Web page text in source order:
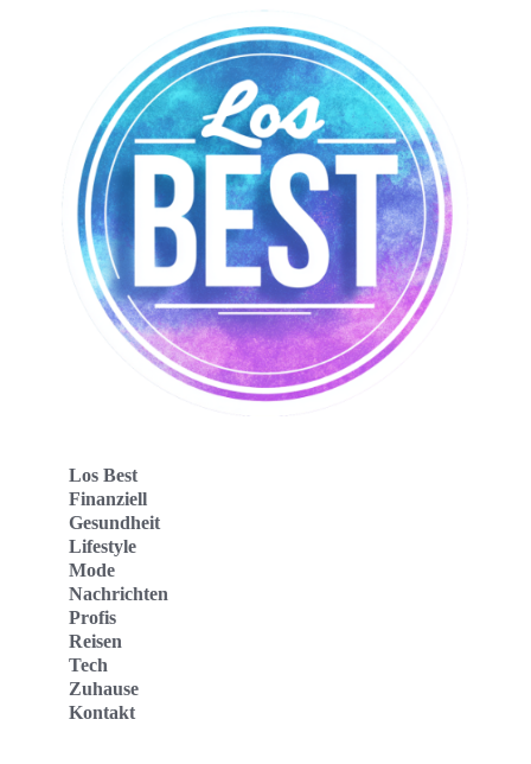
Los Best
Finanziell
Gesundheit
Lifestyle
Mode
Nachrichten
Profis
Reisen
Tech
Zuhause
Kontakt